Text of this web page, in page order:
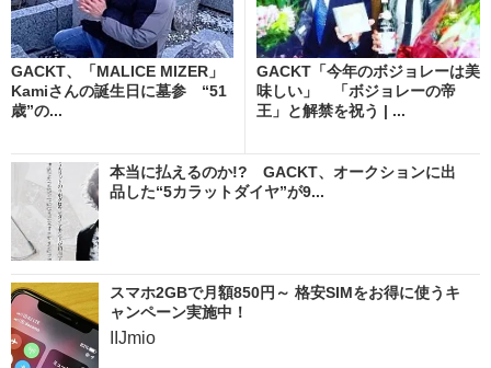
GACKT、「MALICE MIZER」
Kamiさんの誕生日に墓参 “51
歳”の...
GACKT「今年のボジョレーは美
味しい」 「ボジョレーの帝
王」と解禁を祝う | ...
本当に払えるのか!? GACKT、オークションに出
品した“5カラットダイヤ”が9...
スマホ2GBで月額850円～ 格安SIMをお得に使うキ
ャンペーン実施中！
IIJmio